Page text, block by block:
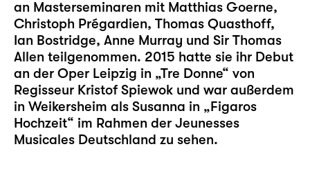
an Masterseminaren mit Matthias Goerne,
Christoph Prégardien, Thomas Quasthoff,
Ian Bostridge, Anne Murray und Sir Thomas
Allen teilgenommen. 2015 hatte sie ihr Debut
an der Oper Leipzig in „Tre Donne“ von
Regisseur Kristof Spiewok und war außerdem
in Weikersheim als Susanna in „Figaros
Hochzeit“ im Rahmen der Jeunesses
Musicales Deutschland zu sehen.